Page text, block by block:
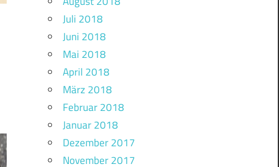
Juli 2018
Juni 2018
Mai 2018
April 2018
März 2018
Februar 2018
Januar 2018
Dezember 2017
November 2017